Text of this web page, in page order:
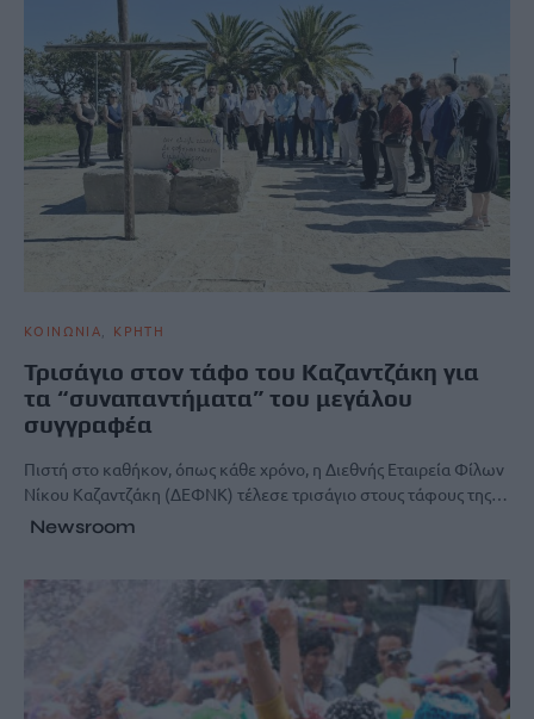
ΚΟΙΝΩΝΙΑ ΚΡΗΤΗ
Τρισάγιο στον τάφο του Καζαντζάκη για
τα “συναπαντήματα” του μεγάλου
συγγραφέα
Πιστή στο καθήκον, όπως κάθε χρόνο, η Διεθνής Εταιρεία Φίλων
Νίκου Καζαντζάκη (ΔΕΦΝΚ) τέλεσε τρισάγιο στους τάφους της…
Newsroom